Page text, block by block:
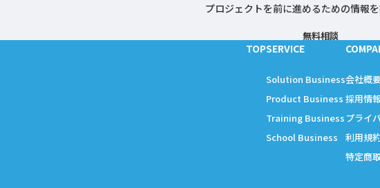
プロジェクトを前に進めるための情報
無料相談
TOPSERVICE
Solution Business
Product Business
Training Business
School Business
会社概
採用情
プライ
利用規
特定商